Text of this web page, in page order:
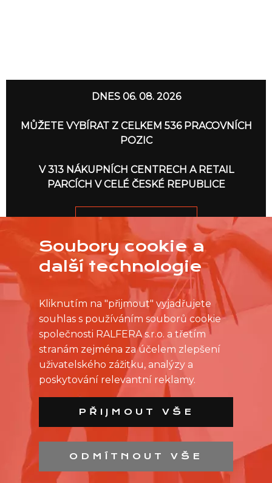
DNES 06. 08. 2026
MŮŽETE VYBÍRAT Z CELKEM 536 PRACOVNÍCH
POZIC
V 313 NÁKUPNÍCH CENTRECH A RETAIL
PARCÍCH V CELÉ ČESKÉ REPUBLICE
JDEME NA TO
Soubory cookie a
další technologie
Kliknutím na "přijmout" vyjadřujete
souhlas s používáním souborů cookie
společnosti RALFERA s.r.o. a třetím
stranám zejména za účelem zlepšení
uživatelského zážitku, analýzy a
poskytování relevantní reklamy.
PŘIJMOUT VŠE
ODMÍTNOUT VŠE